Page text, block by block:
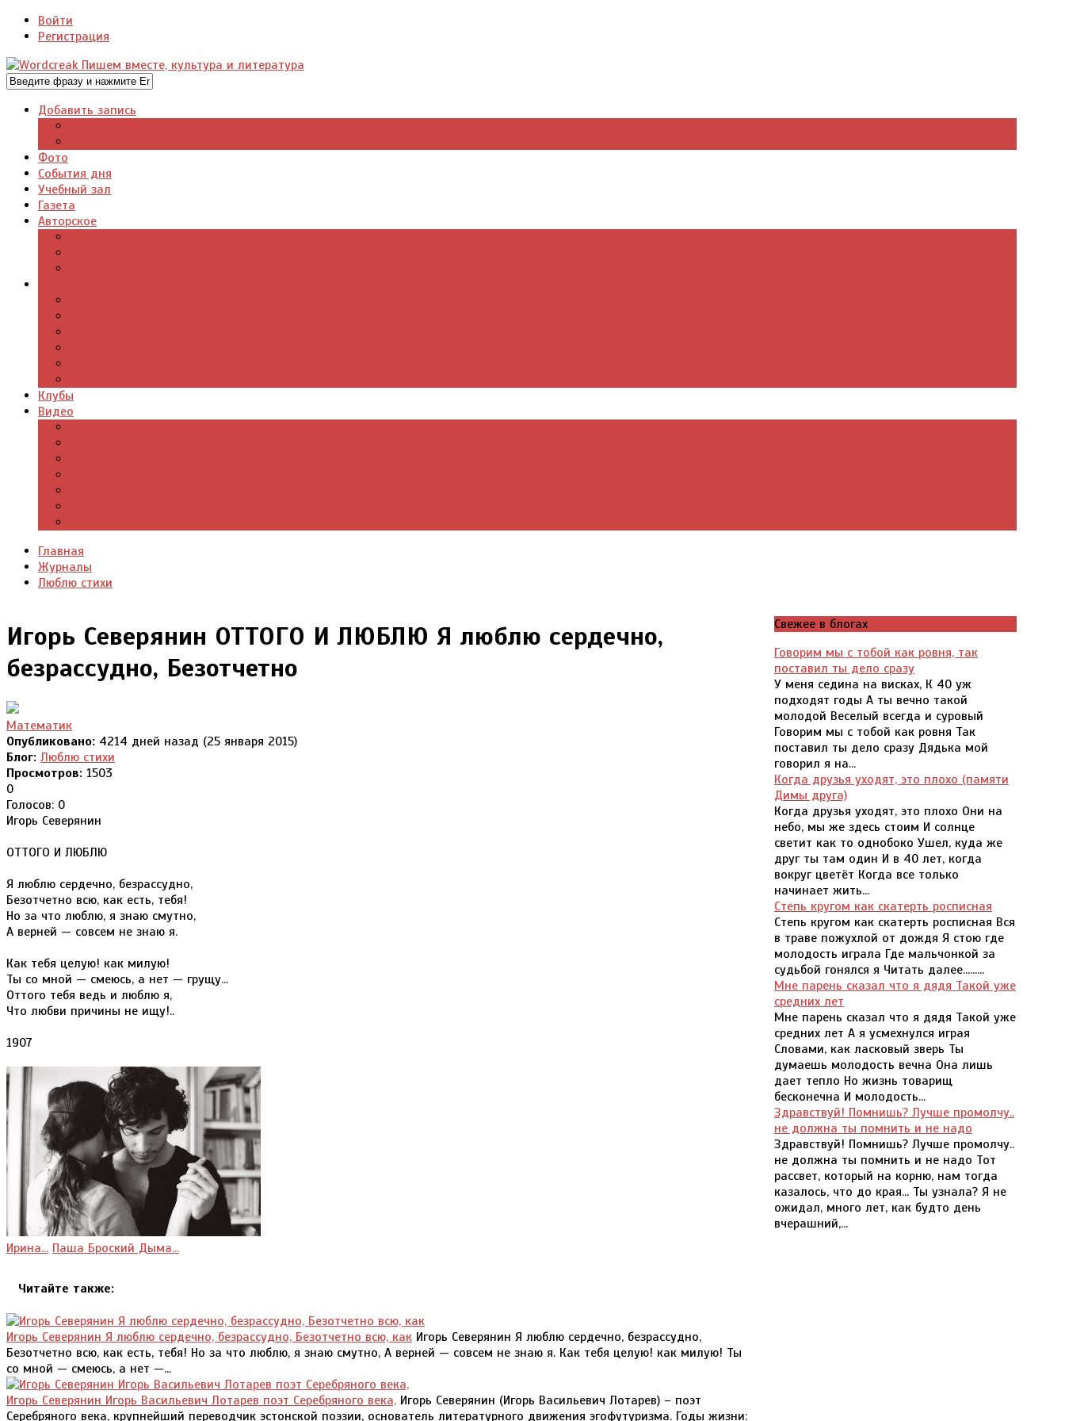
Войти
Регистрация
Добавить запись
Фото
События дня
Учебный зал
Газета
Авторское
Клубы
Видео
Главная
Журналы
Люблю стихи
Игорь Северянин ОТТОГО И ЛЮБЛЮ Я люблю сердечно,
безрассудно, Безотчетно
Математик
Опубликовано: 4214 дней назад (25 января 2015)
Блог: Люблю стихи
Просмотров: 1503
0
Голосов: 0
Игорь Северянин
ОТТОГО И ЛЮБЛЮ
Я люблю сердечно, безрассудно,
Безотчетно всю, как есть, тебя!
Но за что люблю, я знаю смутно,
А верней — совсем не знаю я.
Как тебя целую! как милую!
Ты со мной — смеюсь, а нет — грущу...
Оттого тебя ведь и люблю я,
Что любви причины не ищу!..
1907
Ирина... Паша Броский Дыма...
Читайте также:
Игорь Северянин Я люблю сердечно, безрассудно, Безотчетно всю, как Игорь Северянин Я люблю сердечно, безрассудно,
Безотчетно всю, как есть, тебя! Но за что люблю, я знаю смутно, А верней — совсем не знаю я. Как тебя целую! как милую! Ты
со мной — смеюсь, а нет —...
Игорь Северянин Игорь Васильевич Лотарев поэт Серебряного века, Игорь Северянин (Игорь Васильевич Лотарев) – поэт
Серебряного века, крупнейший переводчик эстонской поэзии, основатель литературного движения эгофутуризма. Годы жизни:
Свежее в блогах
Говорим мы с тобой как ровня, так
поставил ты дело сразу
У меня седина на висках, К 40 уж
подходят годы А ты вечно такой
молодой Веселый всегда и суровый
Говорим мы с тобой как ровня Так
поставил ты дело сразу Дядька мой
говорил я на...
Когда друзья уходят, это плохо (памяти
Димы друга)
Когда друзья уходят, это плохо Они на
небо, мы же здесь стоим И солнце
светит как то однобоко Ушел, куда же
друг ты там один И в 40 лет, когда
вокруг цветёт Когда все только
начинает жить...
Степь кругом как скатерть росписная
Степь кругом как скатерть росписная Вся
в траве пожухлой от дождя Я стою где
молодость играла Где мальчонкой за
судьбой гонялся я Читать далее.........
Мне парень сказал что я дядя Такой уже
средних лет
Мне парень сказал что я дядя Такой уже
средних лет А я усмехнулся играя
Словами, как ласковый зверь Ты
думаешь молодость вечна Она лишь
дает тепло Но жизнь товарищ
бесконечна И молодость...
Здравствуй! Помнишь? Лучше промолчу..
не должна ты помнить и не надо
Здравствуй! Помнишь? Лучше промолчу..
не должна ты помнить и не надо Тот
рассвет, который на корню, нам тогда
казалось, что до края... Ты узнала? Я не
ожидал, много лет, как будто день
вчерашний,...